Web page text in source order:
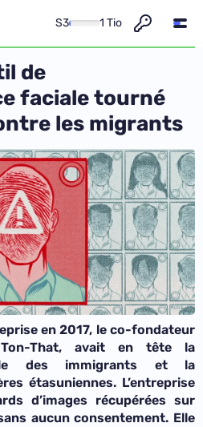
S3 1 Tio
de
faciale tourné
les migrants
en 2017, le co-fondateur
That, avait en tête la
des immigrants et la
étasuniennes. L’entreprise
d’images récupérées sur
aucun consentement. Elle